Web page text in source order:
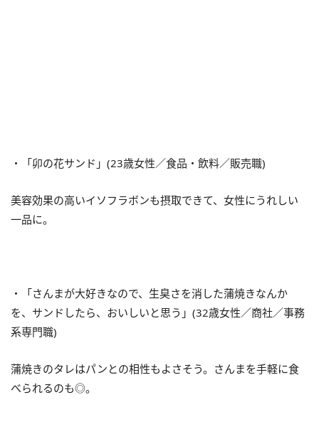
・「卯の花サンド」(23歳女性／食品・飲料／販売職)
美容効果の高いイソフラボンも摂取できて、女性にうれしい
一品に。
・「さんまが大好きなので、生臭さを消した蒲焼きなんか
を、サンドしたら、おいしいと思う」(32歳女性／商社／事務
系専門職)
蒲焼きのタレはパンとの相性もよさそう。さんまを手軽に食
べられるのも◎。